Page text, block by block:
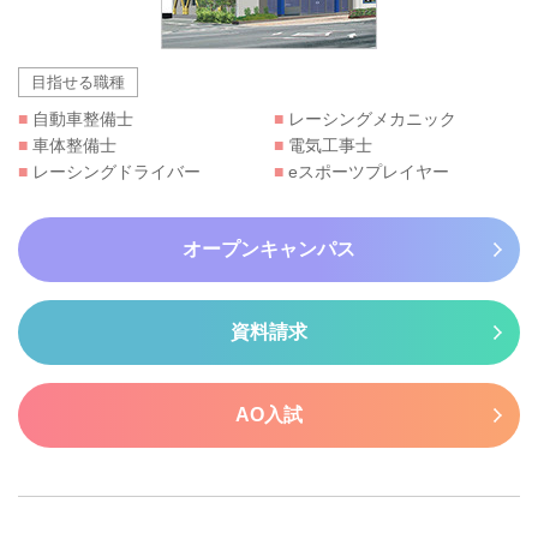
目指せる職種
■ 自動車整備士
■ 車体整備士
■ レーシングドライバー
■ レーシングメカニック
■ 電気工事士
■ eスポーツプレイヤー
オープンキャンパス
資料請求
AO入試